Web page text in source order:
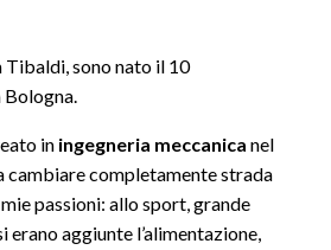
sono nato il 10
in ingegneria meccanica nel
cambiare completamente strada
passioni: allo sport, grande
erano aggiunte l’alimentazione,